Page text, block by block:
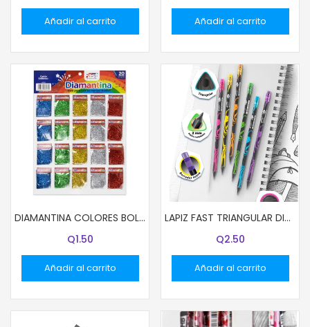
Añadir al carrito Añadir al carrito
DIAMANTINA COLORES BOLSITAS 2.7G COL VERDE
Q1.50
Añadir al carrito
LAPIZ FAST TRIANGULAR DISEÑO NEON UNIDAD
Q2.50
Añadir al carrito